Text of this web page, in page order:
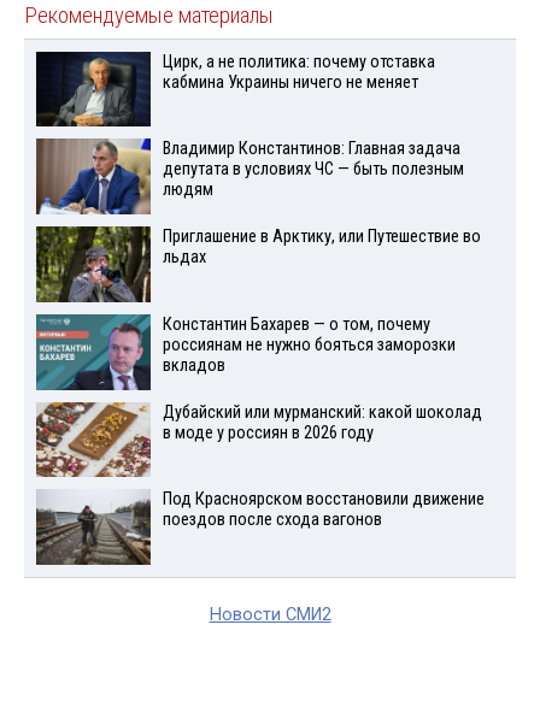
Рекомендуемые материалы
Цирк, а не политика: почему отставка
кабмина Украины ничего не меняет
Владимир Константинов: Главная задача
депутата в условиях ЧС — быть полезным
людям
Приглашение в Арктику, или Путешествие во
льдах
Константин Бахарев — о том, почему
россиянам не нужно бояться заморозки
вкладов
Дубайский или мурманский: какой шоколад
в моде у россиян в 2026 году
Под Красноярском восстановили движение
поездов после схода вагонов
Новости СМИ2